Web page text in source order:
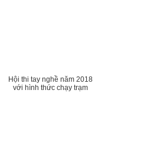
Hội thi tay nghề năm 2018
với hình thức chạy trạm